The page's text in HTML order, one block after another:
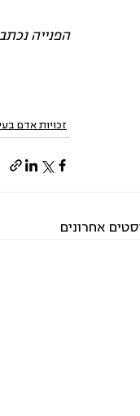
הפנייה
זכויות אדם
אחרונים